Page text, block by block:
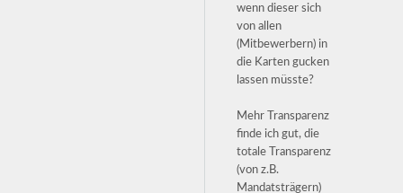
wenn dieser sich
von allen
(Mitbewerbern) in
die Karten gucken
lassen müsste?
Mehr Transparenz
finde ich gut, die
totale Transparenz
(von z.B.
Mandatsträgern)